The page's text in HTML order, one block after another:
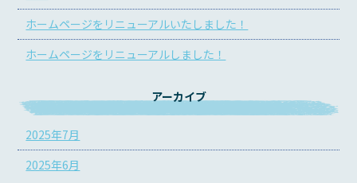
ホームページをリニューアルいたしました！
ホームページをリニューアルしました！
アーカイブ
2025年7月
2025年6月